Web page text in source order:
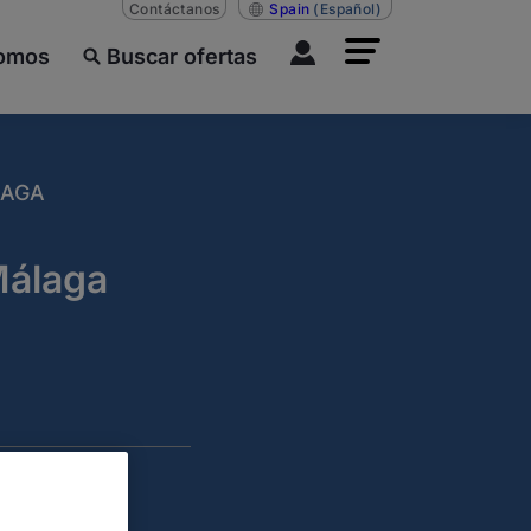
Buscar ofertas
Contáctanos Spain (Español)